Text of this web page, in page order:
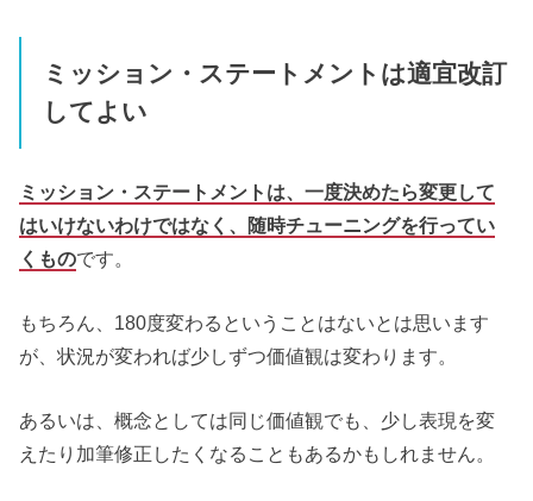
ミッション・ステートメントは適宜改訂
してよい
ミッション・ステートメントは、一度決めたら変更して
はいけないわけではなく、随時チューニングを行ってい
くものです。
もちろん、180度変わるということはないとは思います
が、状況が変われば少しずつ価値観は変わります。
あるいは、概念としては同じ価値観でも、少し表現を変
えたり加筆修正したくなることもあるかもしれません。